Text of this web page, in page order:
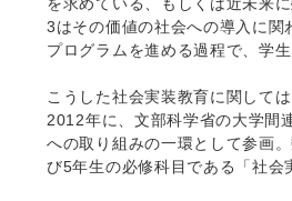
3はその価値の社会への導入に関
プログラムを進める過程で、学
こうした社会実装教育に関して
2012年に、文部科学省の大学間
への取り組みの一環として参画
び5年生の必修科目である「社